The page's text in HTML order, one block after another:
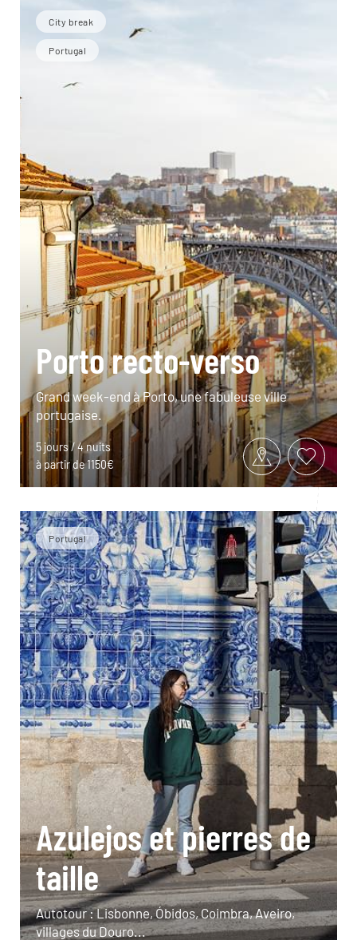
City break
Portugal
Porto recto-verso
Grand week-end à Porto, une fabuleuse ville
portugaise.
5 jours / 4 nuits
à partir de 1150€
Portugal
Azulejos et pierres de
taille
Autotour : Lisbonne, Óbidos, Coimbra, Aveiro,
villages du Douro...